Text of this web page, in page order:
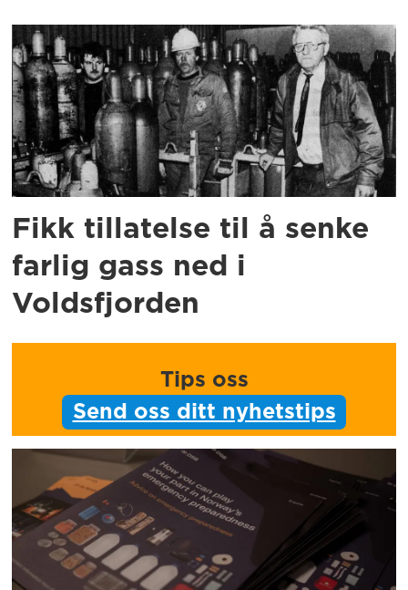
Fikk tillatelse til å senke
farlig gass ned i
Voldsfjorden
Tips oss
Send oss ditt nyhetstips